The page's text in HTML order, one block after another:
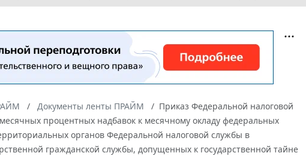
Документы ленты ПРАЙМ
Приказ Федеральной налоговой
процентных надбавок к месячному окладу федеральных
органов Федеральной налоговой службы в
гражданской службы, допущенных к государственной тайне